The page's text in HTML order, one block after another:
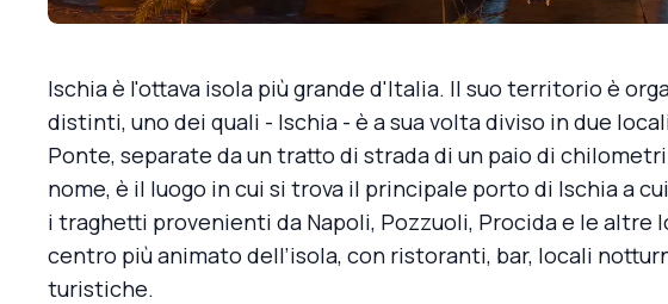
Ischia è l'ottava isola più grande d'Italia. Il suo territorio è
distinti, uno dei quali - Ischia - è a sua volta diviso in due
Ponte, separate da un tratto di strada di un paio di
nome, è il luogo in cui si trova il principale porto di Ischia a
i traghetti provenienti da Napoli, Pozzuoli, Procida e le altre
centro più animato dell’isola, con ristoranti, bar, locali
turistiche.